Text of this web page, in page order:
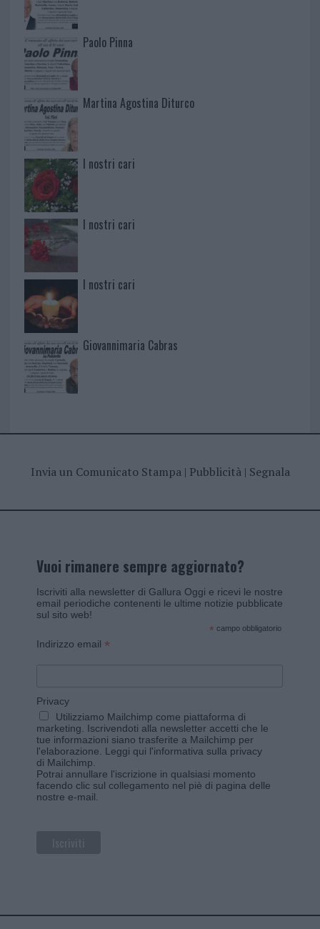
Paolo Pinna
Martina Agostina Diturco
I nostri cari
I nostri cari
I nostri cari
Giovannimaria Cabras
Invia un Comunicato Stampa| Pubblicità| Segnala
Vuoi rimanere sempre aggiornato?
Iscriviti alla newsletter di Gallura Oggi e ricevi le nostre
email periodiche contenenti le ultime notizie pubblicate
sul sito web!
* campo obbligatorio
Indirizzo email *
Privacy
Utilizziamo Mailchimp come piattaforma di
marketing. Iscrivendoti alla newsletter accetti che le
tue informazioni siano trasferite a Mailchimp per
l'elaborazione. Leggi qui l'informativa sulla privacy
di Mailchimp
Potrai annullare l'iscrizione in qualsiasi momento
facendo clic sul collegamento nel piè di pagina delle
nostre e-mail.